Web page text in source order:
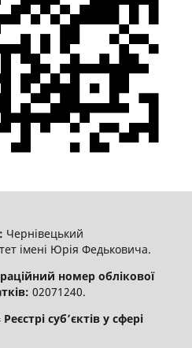
Чернівецький
імені Юрія Федьковича.
номер облікової
02071240.
суб’єктів у сфері